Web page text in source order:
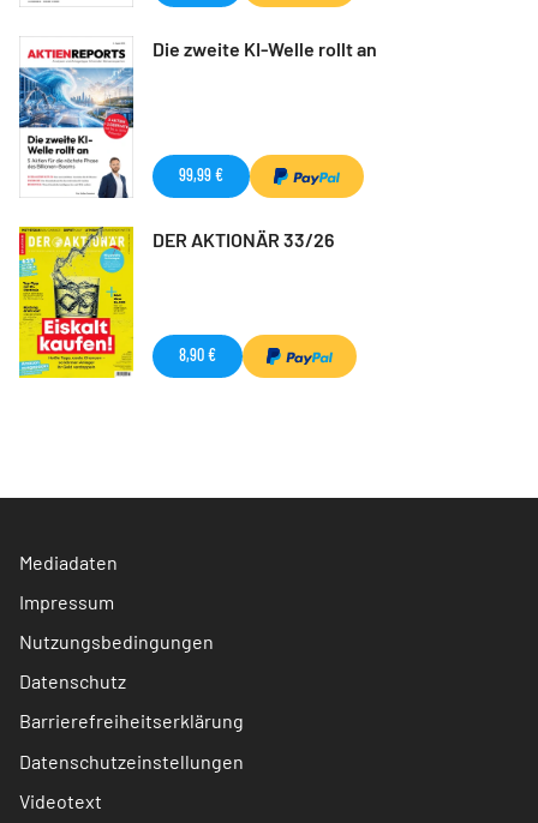
Die zweite KI-Welle rollt an
99,99 €
DER AKTIONÄR 33/26
8,90 €
Mediadaten
Impressum
Nutzungsbedingungen
Datenschutz
Barrierefreiheitserklärung
Datenschutzeinstellungen
Videotext